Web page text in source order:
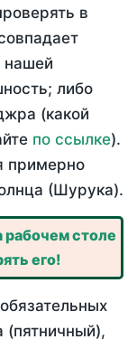
в
нашей
либо
(какой
по ссылке).
примерно
(Шурука).
рабочем столе
его!